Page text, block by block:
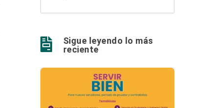

Sigue leyendo lo más
reciente